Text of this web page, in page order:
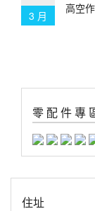
3 月
高空
零 配 件 專
住址